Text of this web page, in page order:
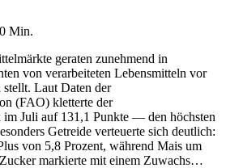
Min.
geraten zunehmend in
von verarbeiteten Lebensmitteln vor
stellt. Laut Daten der
(FAO) kletterte der
im Juli auf 131,1 Punkte — den höchsten
Getreide verteuerte sich deutlich:
von 5,8 Prozent, während Mais um
markierte mit einem Zuwachs…